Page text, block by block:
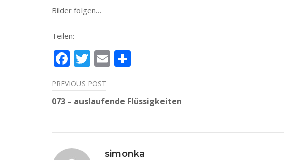
Bilder folgen…
Teilen:
Facebook
Twitter
Email
Beitragsnavigation
PREVIOUS POST
073 – auslaufende Flüssigkeiten
simonka